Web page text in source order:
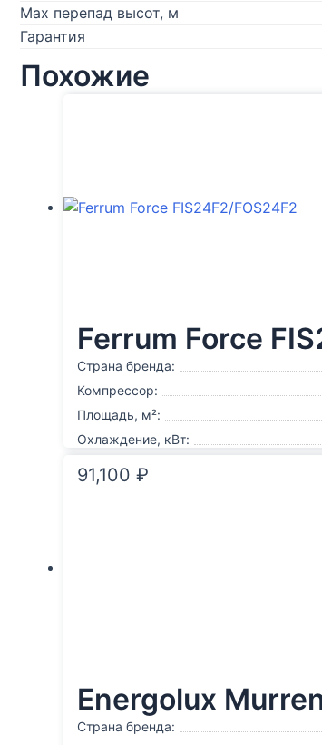
Max перепад высот, м
Гарантия
Похожие
Ferrum Force
Страна бренда:
Компрессор:
Площадь, м²:
Охлаждение, кВт:
91,100 ₽
Energolux
Страна бренда: